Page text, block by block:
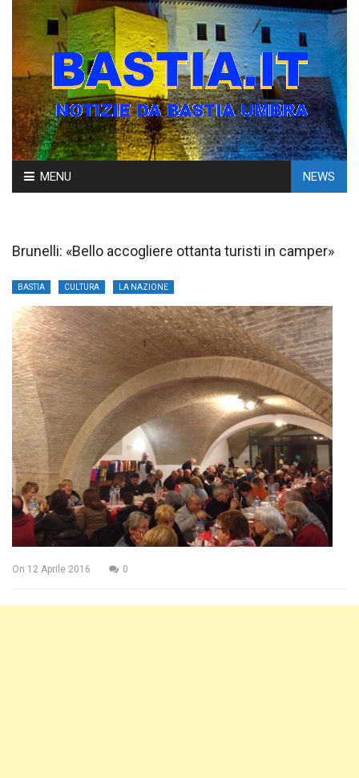
Skip
to
MENU NEWS
Brunelli: «Bello accogliere ottanta turisti in camper»
BASTIA CULTURA LA NAZIONE
On 12 Aprile 2016 0